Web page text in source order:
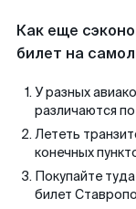
Как еще
билет на
У разных
различаются
Лететь
конечных
Покупайте
билет